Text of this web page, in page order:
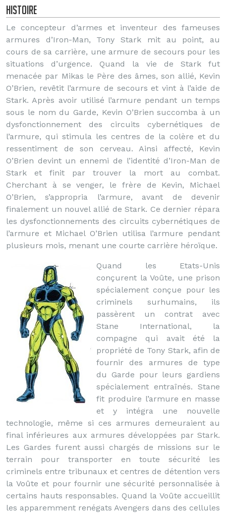
Histoire
Le concepteur d’armes et inventeur des fameuses
armures d’Iron-Man, Tony Stark mit au point, au
cours de sa carrière, une armure de secours pour les
situations d’urgence. Quand la vie de Stark fut
menacée par Mikas le Père des âmes, son allié, Kevin
O’Brien, revêtit l’armure de secours et vint à l’aide de
Stark. Après avoir utilisé l’armure pendant un temps
sous le nom du Garde, Kevin O’Brien succomba à un
dysfonctionnement des circuits cybernétiques de
l’armure, qui stimula les centres de la colère et du
ressentiment de son cerveau. Ainsi affecté, Kevin
O’Brien devint un ennemi de l’identité d’Iron-Man de
Stark et finit par trouver la mort au combat.
Cherchant à se venger, le frère de Kevin, Michael
O’Brien, s’appropria l’armure, avant de devenir
finalement un nouvel allié de Stark. Ce dernier répara
les dysfonctionnements des circuits cybernétiques de
l’armure et Michael O’Brien utilisa l’armure pendant
plusieurs mois, menant une courte carrière héroïque.
Quand les Etats-Unis
conçurent la Voûte, une prison
spécialement conçue pour les
criminels surhumains, ils
passèrent un contrat avec
Stane International, la
compagne qui avait été la
propriété de Tony Stark, afin de
fournir des armures de type
du Garde pour leurs gardiens
spécialement entraînés. Stane
fit produire l’armure en masse
et y intégra une nouvelle
technologie, même si ces armures demeuraient au
final inférieures aux armures développées par Stark.
Les Gardes furent aussi chargés de missions sur le
terrain pour transporter en toute sécurité les
criminels entre tribunaux et centres de détention vers
la Voûte et pour fournir une sécurité personnalisée à
certains hauts responsables. Quand la Voûte accueillit
les apparemment renégats Avengers dans des cellules